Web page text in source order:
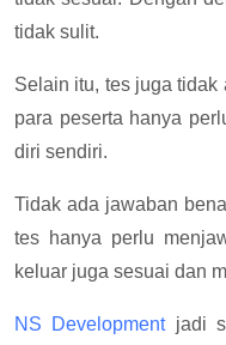
tidak sulit.
Selain itu, tes juga
para peserta hanya
diri sendiri.
Tidak ada jawaban
tes hanya perlu
keluar juga sesuai dan
NS Developmentjadi